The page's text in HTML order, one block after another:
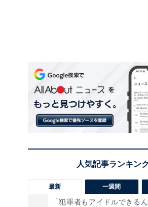
最新 一週間
「犯罪者もアイドルできるん